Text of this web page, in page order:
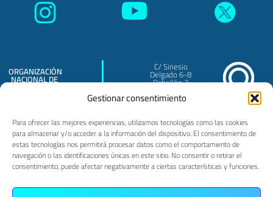
Gestionar consentimiento
Para ofrecer las mejores experiencias, utilizamos tecnologías como las cookies
para almacenar y/o acceder a la información del dispositivo. El consentimiento de
estas tecnologías nos permitirá procesar datos como el comportamiento de
navegación o las identificaciones únicas en este sitio. No consentir o retirar el
consentimiento, puede afectar negativamente a ciertas características y funciones.
ORGANIZACIÓN
NACIONAL DE
C/ Sinesio
Delgado 6-8
Pabellón 3
PRIVACIDAD POLÍTICA DE COOKIES AVISO LEGAL